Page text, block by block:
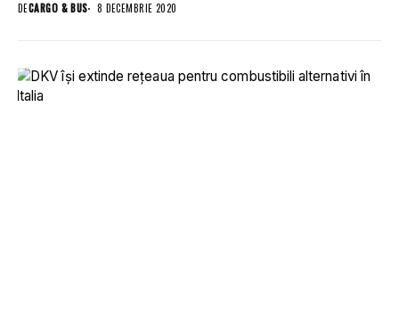
DECARGO & BUS 8 DECEMBRIE 2020